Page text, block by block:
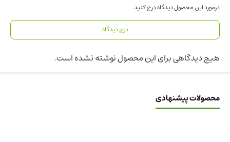
درمورد این محصول دیدگاه درج کنید.
درج دیدگاه
هیچ دیدگاهی برای این محصول نوشته نشده است.
محصولات پیشنهادی